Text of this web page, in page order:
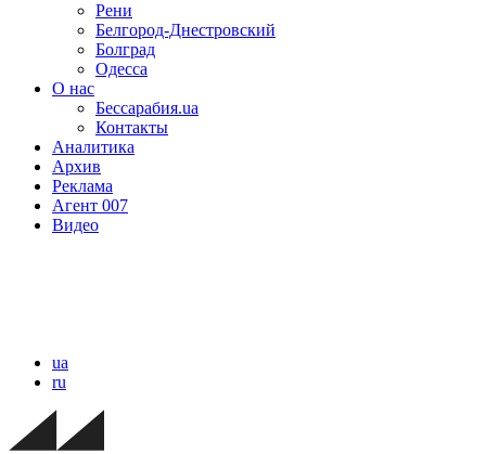
Рени
Белгород-Днестровский
Болград
Одесса
О нас
Бессарабия.ua
Контакты
Аналитика
Архив
Реклама
Агент 007
Видео
ua
ru